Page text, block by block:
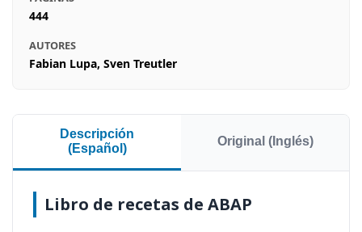
444
AUTORES
Fabian Lupa, Sven Treutler
Descripción
(Español)
Original (Inglés)
Libro de recetas de ABAP